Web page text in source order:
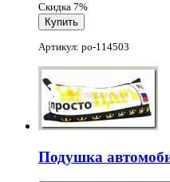
Скидка 7%
Артикул: po-114503
Подушка